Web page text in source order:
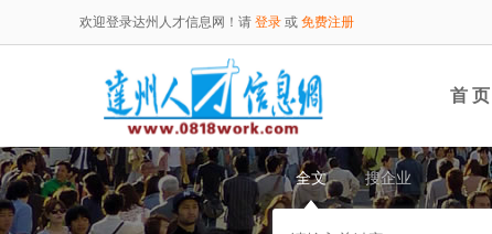
欢迎登录达州人才信息网！请 登录 或 免费注册
首 页
全文 搜企业